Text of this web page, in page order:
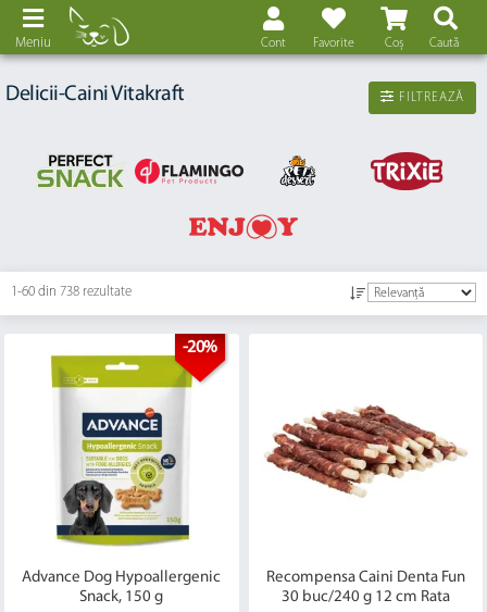
Coș
Favorite
Cont Caută
Meniu
FILTREAZĂ
Delicii-Caini Vitakraft
1-60 din 738 rezultate
-20%
Advance Dog Hypoallergenic
Snack, 150 g
Recompensa Caini Denta Fun
30 buc/240 g 12 cm Rata